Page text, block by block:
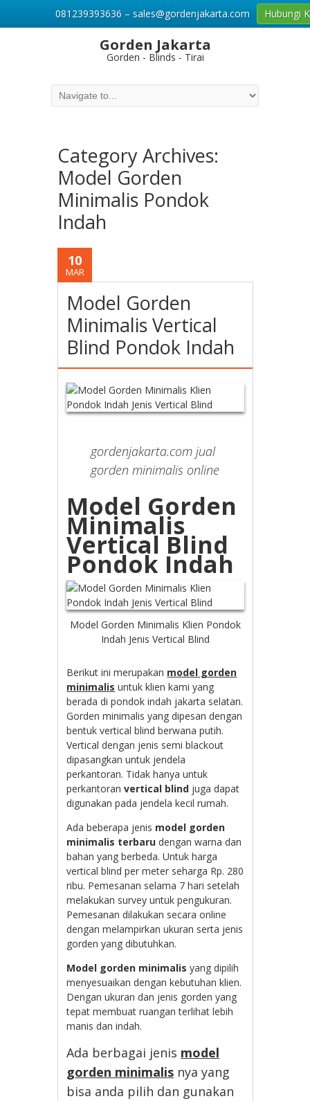
Gorden Jakarta
Gorden - Blinds - Tirai
Category Archives:
Model Gorden
Minimalis Pondok
Indah
10
MAR
Model Gorden
Minimalis Vertical
Blind Pondok Indah
gordenjakarta.com jual
gorden minimalis online
Model Gorden
Minimalis
Vertical Blind
Pondok Indah
Model Gorden Minimalis Klien Pondok
Indah Jenis Vertical Blind
Berikut ini merupakan model gorden
minimalis untuk klien kami yang
berada di pondok indah jakarta selatan.
Gorden minimalis yang dipesan dengan
bentuk vertical blind berwana putih.
Vertical dengan jenis semi blackout
dipasangkan untuk jendela
perkantoran. Tidak hanya untuk
perkantoranvertical blind juga dapat
digunakan pada jendela kecil rumah.
Ada beberapa jenis model gorden
minimalis terbaru dengan warna dan
bahan yang berbeda. Untuk harga
vertical blind per meter seharga Rp. 280
ribu. Pemesanan selama 7 hari setelah
melakukan survey untuk pengukuran.
Pemesanan dilakukan secara online
dengan melampirkan ukuran serta jenis
gorden yang dibutuhkan.
Model gorden minimalis yang dipilih
menyesuaikan dengan kebutuhan klien.
Dengan ukuran dan jenis gorden yang
tepat membuat ruangan terlihat lebih
manis dan indah.
Ada berbagai jenis model
gorden minimalis nya yang
bisa anda pilih dan gunakan
081239393636 – sales@gordenjakarta.com Hubungi